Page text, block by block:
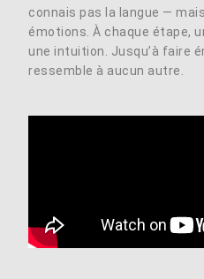
connais pas la langue —
émotions. À chaque étape,
une intuition. Jusqu’à faire
ressemble à aucun autre.